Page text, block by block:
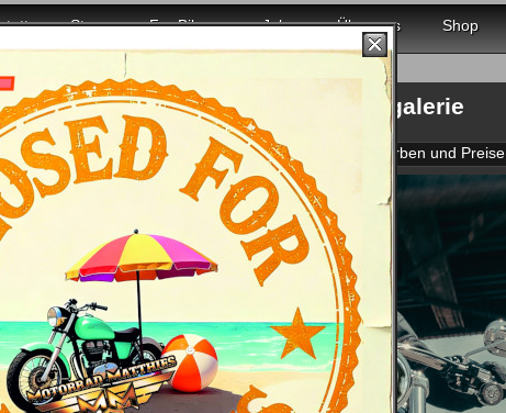
Store For Bikers Jobs Über uns Shop
Modelljahr 2025 - Bike & Bildergalerie
Daten Farben und Preise